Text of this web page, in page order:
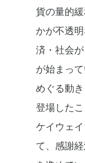
貨の量的
かが不透
済・社会
が始まっ
めぐる動
登場した
ケイウェ
て、感謝